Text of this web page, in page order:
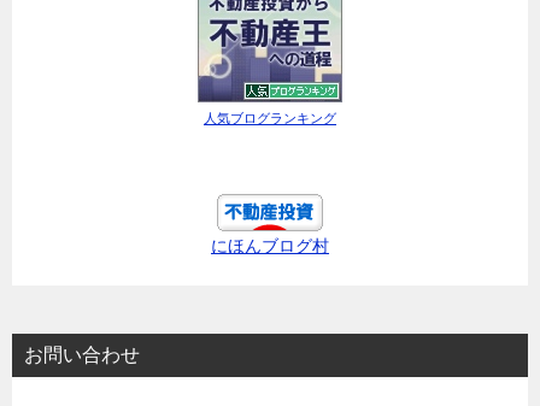
人気ブログランキング
にほんブログ村
お問い合わせ